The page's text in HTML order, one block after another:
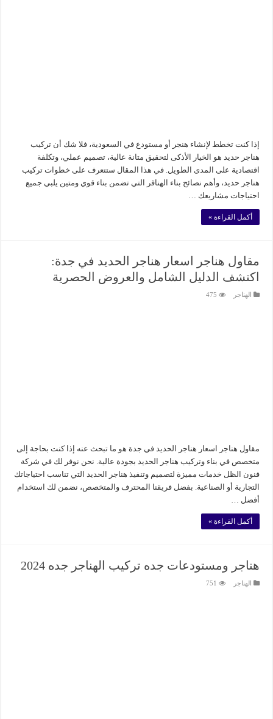
إذا كنت تخطط لإنشاء هنجر أو مستودع في السعودية، فلا شك أن تركيب
هناجر حديد هو الخيار الأذكى لتحقيق متانة عالية، تصميم عملي، وتكلفة
اقتصادية على المدى الطويل. في هذا المقال ستتعرف على خطوات تركيب
هناجر حديد، وأهم نصائح بناء الهناقر التي تضمن بناء قوي ومتين يلبي جميع
احتياجات مشاريعك …
أكمل القراءة »
مقاول هناجر اسعار هناجر الحديد في جدة:
اكتشف الدليل الشامل والعروض الحصرية
الهناجر 475
مقاول هناجر اسعار هناجر الحديد في جدة هو ما تبحث عنه إذا كنت بحاجة إلى
متخصص في بناء وتركيب هناجر الحديد بجودة عالية. نحن نوفر لك في شركة
فنون الظل خدمات مميزة لتصميم وتنفيذ هناجر الحديد التي تناسب احتياجاتك
التجارية أو الصناعية. بفضل فريقنا المحترف والمتخصص، نضمن لك استخدام
أفضل …
أكمل القراءة »
هناجر ومستودعات جده تركيب الهناجر جده 2024
الهناجر 751